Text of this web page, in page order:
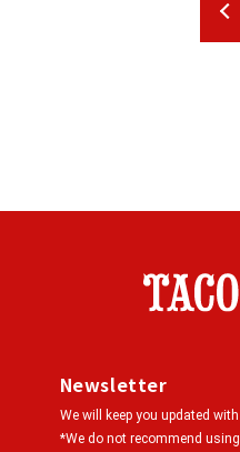
Newsletter
We will keep you updated
*We do not recommend